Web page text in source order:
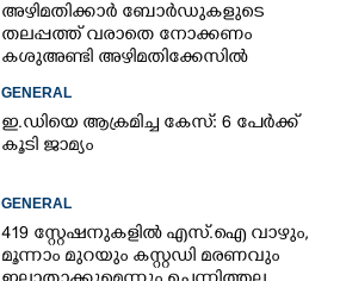
അഴിമതിക്കാർ ബോർഡുകളുടെ
തലപ്പത്ത് വരാതെ നോക്കണം
കശുഅണ്ടി അഴിമതിക്കേസിൽ
GENERAL
ഇ.ഡിയെ ആക്രമിച്ച കേസ്: 6 പേർക്ക്
കൂടി ജാമ്യം
GENERAL
419 സ്റ്റേഷനുകളിൽ എസ്.ഐ വാഴും,
മൂന്നാം മുറയും കസ്റ്റഡി മരണവും